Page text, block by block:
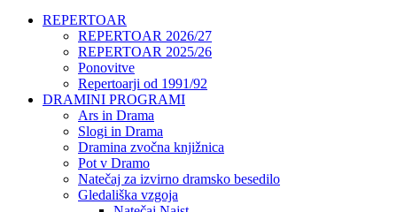
REPERTOAR
REPERTOAR 2026/27
REPERTOAR 2025/26
Ponovitve
Repertoarji od 1991/92
DRAMINI PROGRAMI
Ars in Drama
Slogi in Drama
Dramina zvočna knjižnica
Pot v Dramo
Natečaj za izvirno dramsko besedilo
Gledališka vzgoja